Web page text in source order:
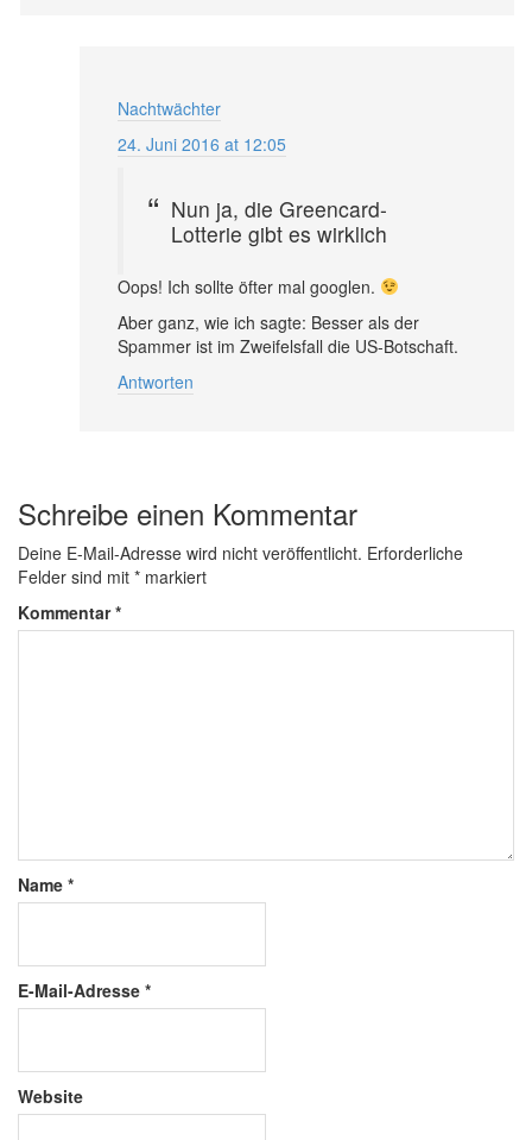
Nachtwächter
24. Juni 2016 at 12:05
Nun ja, die Greencard-
Lotterie gibt es wirklich
Oops! Ich sollte öfter mal googlen.
Aber ganz, wie ich sagte: Besser als der
Spammer ist im Zweifelsfall die US-Botschaft.
Antworten
Schreibe einen Kommentar
Deine E-Mail-Adresse wird nicht veröffentlicht. Erforderliche
Felder sind mit * markiert
Kommentar*
Name *
E-Mail-Adresse *
Website